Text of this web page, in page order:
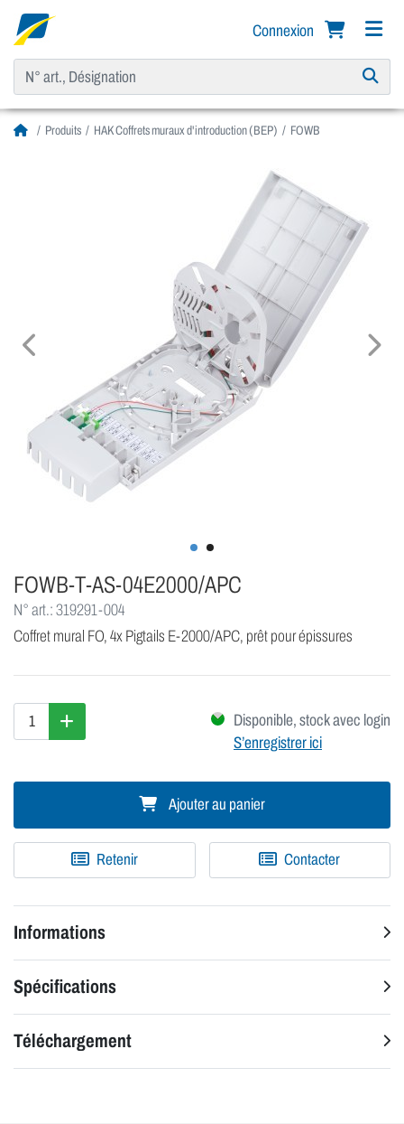
Connexion
Produits HAK Coffrets muraux d'introduction (BEP) FOWB
FOWB-T-AS-04E2000/APC
N° art.: 319291-004
Coffret mural FO, 4x Pigtails E-2000/APC, prêt pour épissures
Disponible, stock avec login
S’enregistrer ici
Ajouter au panier
Retenir Contacter
Informations
Spécifications
Téléchargement